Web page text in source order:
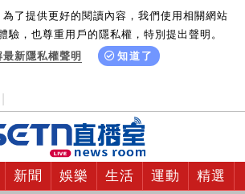
為了提供更好的閱讀內容，我們使用相關網站
驗，也尊重用戶的隱私權，特別提出聲明。
最新隱私權聲明
知道了
新聞 娛樂 生活 運動 精選